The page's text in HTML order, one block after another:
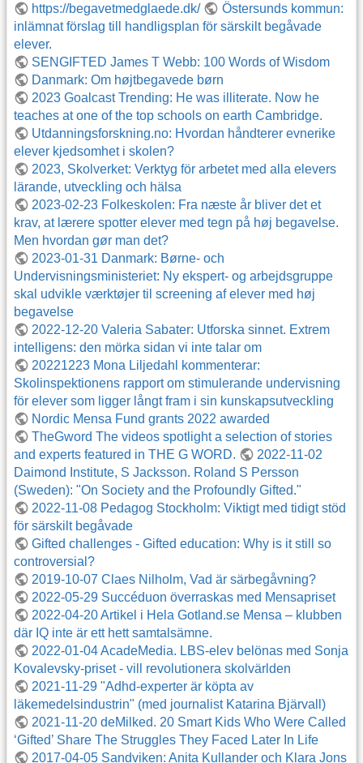
https://begavetmedglaede.dk/
Östersunds kommun:
inlämnat förslag till handligsplan för särskilt begåvade
elever.
SENGIFTED James T Webb: 100 Words of Wisdom
Danmark: Om højtbegavede børn
2023 Goalcast Trending: He was illiterate. Now he
teaches at one of the top schools on earth Cambridge.
Utdanningsforskning.no: Hvordan håndterer evnerike
elever kjedsomhet i skolen?
2023, Skolverket: Verktyg för arbetet med alla elevers
lärande, utveckling och hälsa
2023-02-23 Folkeskolen: Fra næste år bliver det et
krav, at lærere spotter elever med tegn på høj begavelse.
Men hvordan gør man det?
2023-01-31 Danmark: Børne- och
Undervisningsministeriet: Ny ekspert- og arbejdsgruppe
skal udvikle værktøjer til screening af elever med høj
begavelse
2022-12-20 Valeria Sabater: Utforska sinnet. Extrem
intelligens: den mörka sidan vi inte talar om
20221223 Mona Liljedahl kommenterar:
Skolinspektionens rapport om stimulerande undervisning
för elever som ligger långt fram i sin kunskapsutveckling
Nordic Mensa Fund grants 2022 awarded
TheGword The videos spotlight a selection of stories
and experts featured in THE G WORD.
2022-11-02
Daimond Institute, S Jacksson. Roland S Persson
(Sweden): "On Society and the Profoundly Gifted."
2022-11-08 Pedagog Stockholm: Viktigt med tidigt stöd
för särskilt begåvade
Gifted challenges - Gifted education: Why is it still so
controversial?
2019-10-07 Claes Nilholm, Vad är särbegåvning?
2022-05-29 Succéduon överraskas med Mensapriset
2022-04-20 Artikel i Hela Gotland.se Mensa – klubben
där IQ inte är ett hett samtalsämne.
2022-01-04 AcadeMedia. LBS-elev belönas med Sonja
Kovalevsky-priset - vill revolutionera skolvärlden
2021-11-29 "Adhd-experter är köpta av
läkemedelsindustrin" (med journalist Katarina Bjärvall)
2021-11-20 deMilked. 20 Smart Kids Who Were Called
‘Gifted’ Share The Struggles They Faced Later In Life
2017-04-05 Sandviken: Anita Kullander och Klara Jons